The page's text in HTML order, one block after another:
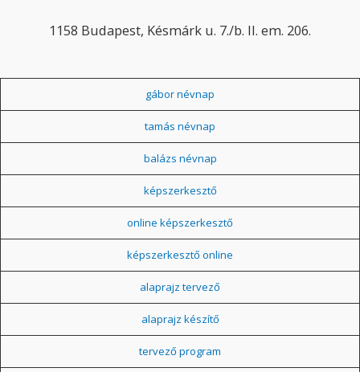
1158 Budapest, Késmárk u. 7./b. II. em. 206.
gábor névnap
tamás névnap
balázs névnap
képszerkesztő
online képszerkesztő
képszerkesztő online
alaprajz tervező
alaprajz készítő
tervező program